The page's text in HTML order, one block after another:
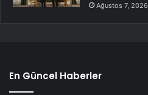
Ağustos 7, 2026
En Güncel Haberler